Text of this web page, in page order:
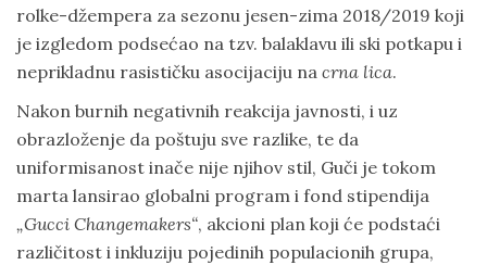
rolke-džempera za sezonu jesen-zima 2018/2019 koji
je izgledom podsećao na tzv. balaklavu ili ski potkapu i
neprikladnu rasističku asocijaciju na crna lica.
Nakon burnih negativnih reakcija javnosti, i uz
obrazloženje da poštuju sve razlike, te da
uniformisanost inače nije njihov stil, Guči je tokom
marta lansirao globalni program i fond stipendija
„Gucci Changemakers“, akcioni plan koji će podstaći
različitost i inkluziju pojedinih populacionih grupa,